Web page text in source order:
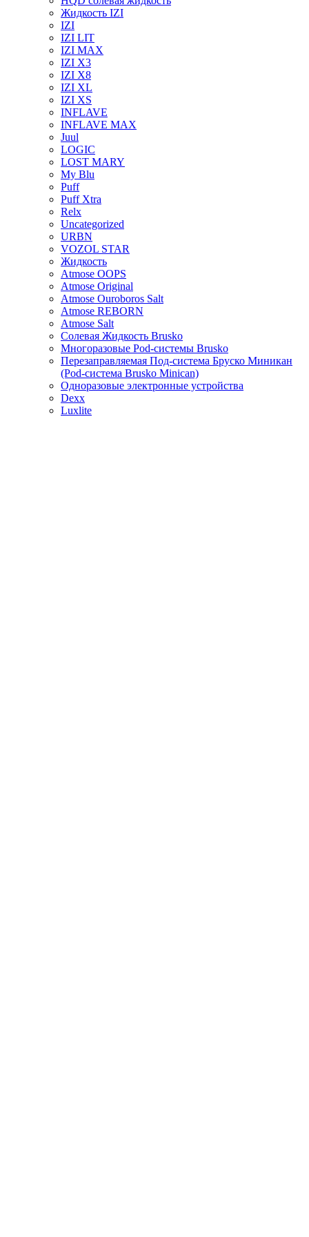
Жидкость IZI
IZI
IZI LIT
IZI MAX
IZI X3
IZI X8
IZI XL
IZI XS
INFLAVE
INFLAVE MAX
Juul
LOGIC
LOST MARY
My Blu
Puff
Puff Xtra
Relx
Uncategorized
URBN
VOZOL STAR
Жидкость
Atmose OOPS
Atmose Original
Atmose Ouroboros Salt
Atmose REBORN
Atmose Salt
Солевая Жидкость Brusko
Многоразовые Pod-системы Brusko
Перезаправляемая Под-система Бруско Миникан
(Pod-система Brusko Minican)
Одноразовые электронные устройства
Dexx
Luxlite